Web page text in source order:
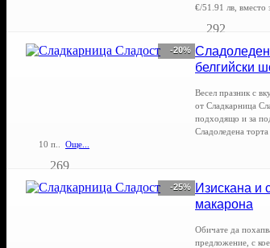
€/51.91 лв, вместо
292
-20%
белгийски
Весел празник с
от Сладкарница
подходящо и за
Сладоледена
10 п.. Още...
269
-25% Изискана и
макарона
Обичате да
предложение, с